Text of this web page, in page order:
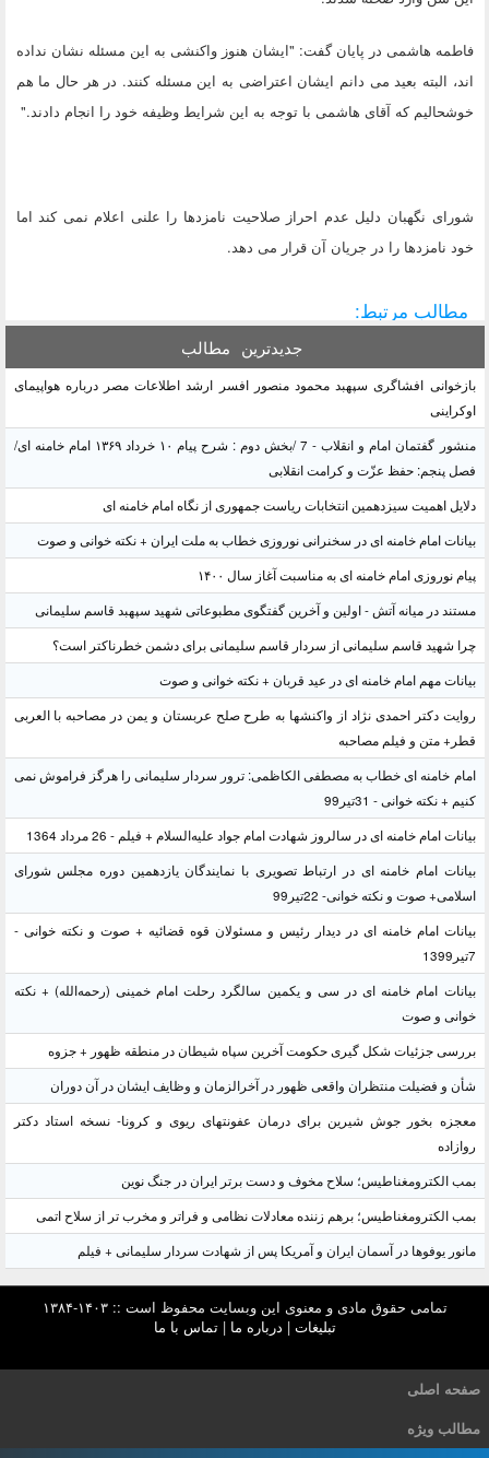
فاطمه هاشمی در پایان گفت: "ایشان هنوز واکنشی به این مسئله نشان نداده
اند، البته بعید می دانم ایشان اعتراضی به این مسئله کنند. در هر حال ما هم
خوشحالیم که آقای هاشمی با توجه به این شرایط وظیفه خود را انجام دادند."
شورای نگهبان دلیل عدم احراز صلاحیت نامزدها را علنی اعلام نمی کند اما
خود نامزدها را در جریان آن قرار می دهد.
مطالب مرتبط:
جدیدترین مطالب
بازخوانی افشاگری سپهبد محمود منصور افسر ارشد اطلاعات مصر درباره هواپیمای
اوکراینی
منشور گفتمان امام و انقلاب - 7 /بخش دوم : شرح پیام ۱۰ خرداد ۱۳۶۹ امام خامنه ای/
فصل پنجم: حفظ عزّت و کرامت انقلابی
دلایل اهمیت سیزدهمین انتخابات ریاست جمهوری از نگاه امام خامنه ای
بیانات امام خامنه ای در سخنرانی نوروزی خطاب به ملت ایران + نکته خوانی و صوت
پیام نوروزی امام خامنه ای به مناسبت آغاز سال ۱۴۰۰
مستند در میانه آتش - اولین و آخرین گفتگوی مطبوعاتی شهید سپهبد قاسم سلیمانی
چرا شهید قاسم سلیمانی از سردار قاسم سلیمانی برای دشمن خطرناکتر است؟
بیانات مهم امام خامنه ای در عید قربان + نکته خوانی و صوت
روایت دکتر احمدی نژاد از واکنشها به طرح صلح عربستان و یمن در مصاحبه با العربی
قطر+ متن و فیلم مصاحبه
امام خامنه ای خطاب به مصطفی الکاظمی: ترور سردار سلیمانی را هرگز فراموش نمی
کنیم + نکته خوانی - 31تیر99
بیانات امام خامنه ای در سالروز شهادت امام جواد علیه‌السلام + فیلم - 26 مرداد 1364
بیانات امام خامنه ای در ارتباط تصویری با نمایندگان یازدهمین دوره مجلس شورای
اسلامی+ صوت و نکته خوانی- 22تیر99
بیانات امام خامنه ای در دیدار رئیس و مسئولان قوه قضائیه + صوت و نکته خوانی -
7تیر1399
بیانات امام خامنه ای در سی و یکمین سالگرد رحلت امام خمینی (رحمه‌الله) + نکته
خوانی و صوت
بررسی جزئیات شکل گیری حکومت آخرین سپاه شیطان در منطقه ظهور + جزوه
شأن و فضیلت منتظران واقعی ظهور در آخرالزمان و وظایف ایشان در آن دوران
معجزه بخور جوش شیرین برای درمان عفونتهای ریوی و کرونا- نسخه استاد دکتر
روازاده
بمب الکترومغناطیس؛ سلاح مخوف و دست برتر ایران در جنگ نوین
بمب الکترومغناطیس؛ برهم زننده معادلات نظامی و فراتر و مخرب تر از سلاح اتمی
مانور یوفوها در آسمان ایران و آمریکا پس از شهادت سردار سلیمانی + فیلم
تمامی حقوق مادی و معنوی این وبسایت محفوظ است :: ۱۴۰۳-۱۳۸۴
تبلیغات | درباره ما |تماس با ما
صفحه اصلی
مطالب ویژه